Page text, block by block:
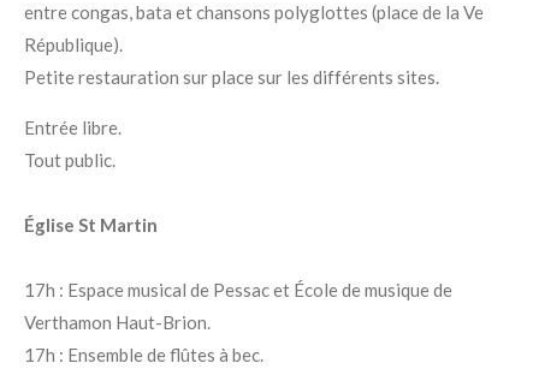
entre congas, bata et chansons polyglottes (place de la Ve
République).
Petite restauration sur place sur les différents sites.
Entrée libre.
Tout public.
Église St Martin
17h : Espace musical de Pessac et École de musique de
Verthamon Haut-Brion.
17h : Ensemble de flûtes à bec.